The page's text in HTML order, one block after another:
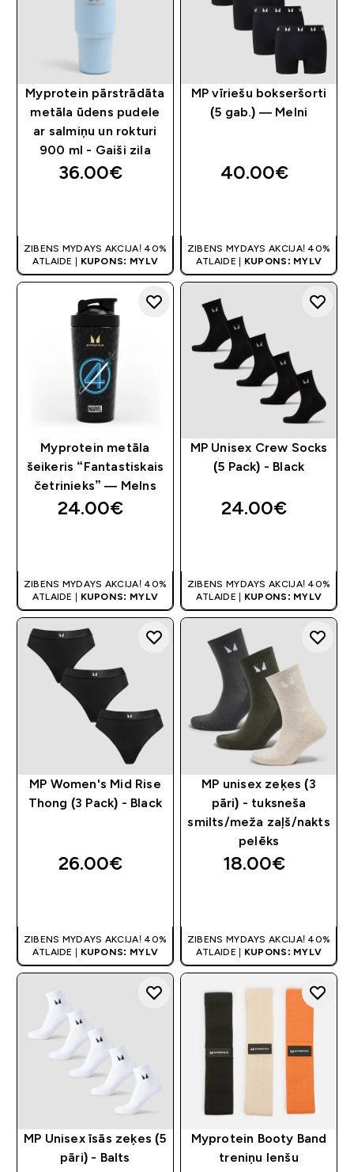
Myprotein pārstrādāta
metāla ūdens pudele
ar salmiņu un rokturi
900 ml - Gaiši zila
36.00€‎
ZIBENS MYDAYS AKCIJA! 40%
ATLAIDE |
KUPONS: MYLV
MP vīriešu bokseršorti
(5 gab.) — Melni
40.00€‎
ZIBENS MYDAYS AKCIJA! 40%
ATLAIDE | KUPONS: MYLV
Myprotein metāla
šeikeris “Fantastiskais
četrinieks” — Melns
24.00€‎
ZIBENS MYDAYS AKCIJA! 40%
ATLAIDE |
KUPONS: MYLV
MP Unisex Crew Socks
(5 Pack) - Black
24.00€‎
ZIBENS MYDAYS AKCIJA! 40%
ATLAIDE | KUPONS: MYLV
MP Women's Mid Rise
Thong (3 Pack) - Black
26.00€‎
ZIBENS MYDAYS AKCIJA! 40%
ATLAIDE | KUPONS: MYLV
MP unisex zeķes (3
pāri) - tuksneša
smilts/meža zaļš/nakts
pelēks
18.00€‎
ZIBENS MYDAYS AKCIJA! 40%
ATLAIDE | KUPONS: MYLV
MP Unisex īsās zeķes (5
pāri) - Balts
Myprotein Booty Band
treniņu lenšu